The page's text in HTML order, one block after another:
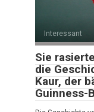
Interessant
Sie
die
Kaur, der
Guinness-